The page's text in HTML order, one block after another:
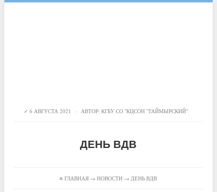
6 АВГУСТА 2021 · АВТОР: КГБУ СО "КЦСОН "ТАЙМЫРСКИЙ"
ДЕНЬ ВДВ
≡ГЛАВНАЯ →НОВОСТИ → ДЕНЬ ВДВ